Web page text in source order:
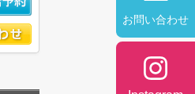
お問い合わせ